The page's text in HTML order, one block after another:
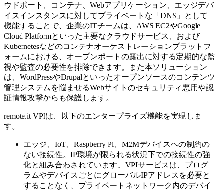
ウドポート、コンテナ、Webアプリケーション、エッジデバ
イスインスタンスに対してプライベートな「DNS」として
機能することで、企業のITチームは、AWS EC2やGoogle
Cloud Platformといった主要なクラウドサービス、および
Kubernetesなどのコンテナオーケストレーションプラットフ
ォームにおける、オープンポートの露出に対する定期的な監
視や監査の必要性を排除できます。また本ソリューション
は、WordPressやDrupalといったオープンソースのコンテンツ
管理システムを悩ませるWebサイトのセキュリティ悪用や認
証情報攻撃からも保護します。
remote.it VPIは、以下のエンタープライズ機能を実現しま
す。
エッジ、IoT、Raspberry Pi、M2Mデバイスへの制約の
ない接続性。IP環境が限られる状況下での接続性の強
化と組み合わされています。VPIサービスは、プログ
ラムやデバイスごとにグローバルIPアドレスを必要と
することなく、プライベートネットワーク内のデバイ